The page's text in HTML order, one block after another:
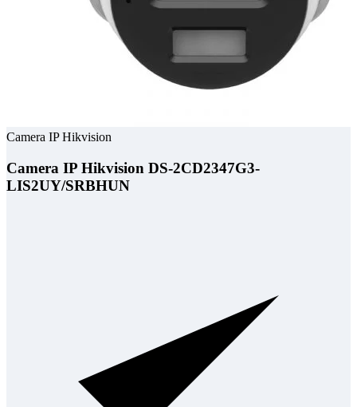
Camera IP Hikvision
Camera IP Hikvision DS-2CD2347G3-
LIS2UY/SRBHUN